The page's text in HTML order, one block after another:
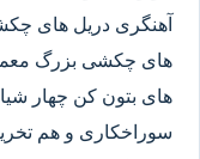
آهنگری دریل های
های چکشی بزرگ
های بتون کن چهار